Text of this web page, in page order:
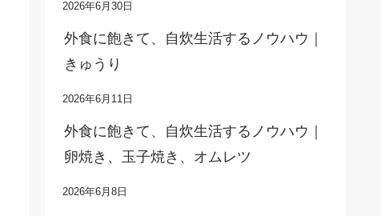
2026年6月30日
外食に飽きて、自炊生活するノウハウ｜
きゅうり
2026年6月11日
外食に飽きて、自炊生活するノウハウ｜
卵焼き、玉子焼き、オムレツ
2026年6月8日